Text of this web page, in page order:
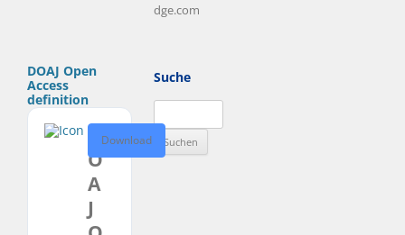
dge.com
DOAJ Open
Access
definition
O
A
J
Download
Suche
nach: